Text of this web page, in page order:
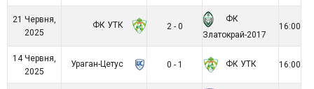
21 Червня,
2025
ФК УТК 2 - 0
ФК
Златокрай-2017
16:00
14 Червня,
2025
Ураган-Цетус 0 - 1 ФК УТК 16:00